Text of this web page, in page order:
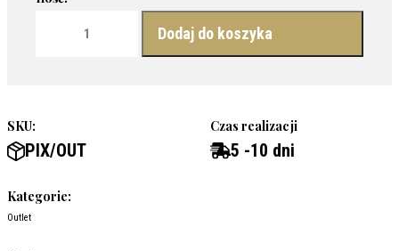
ilość LUSTRO PIXEL MINIMALISTYCZNE, SKANDYNAWSKIE
Dodaj do koszyka
SKU:
PIX/OUT
Czas realizacji
5 -10 dni
Kategorie:
Outlet